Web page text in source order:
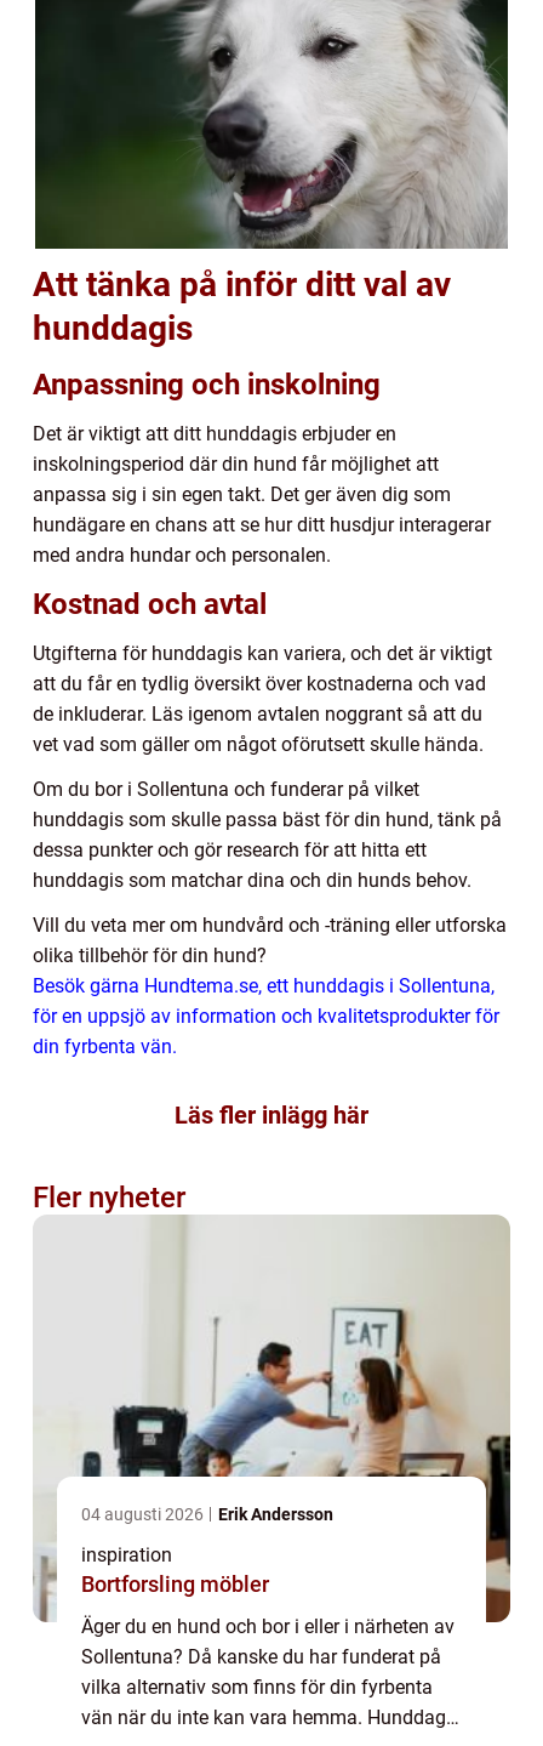
Att tänka på inför ditt val av
hunddagis
Anpassning och inskolning
Det är viktigt att ditt hunddagis erbjuder en
inskolningsperiod där din hund får möjlighet att
anpassa sig i sin egen takt. Det ger även dig som
hundägare en chans att se hur ditt husdjur interagerar
med andra hundar och personalen.
Kostnad och avtal
Utgifterna för hunddagis kan variera, och det är viktigt
att du får en tydlig översikt över kostnaderna och vad
de inkluderar. Läs igenom avtalen noggrant så att du
vet vad som gäller om något oförutsett skulle hända.
Om du bor i Sollentuna och funderar på vilket
hunddagis som skulle passa bäst för din hund, tänk på
dessa punkter och gör research för att hitta ett
hunddagis som matchar dina och din hunds behov.
Vill du veta mer om hundvård och -träning eller utforska
olika tillbehör för din hund?
Besök gärna Hundtema.se, ett hunddagis i Sollentuna,
för en uppsjö av information och kvalitetsprodukter för
din fyrbenta vän.
Läs fler inlägg här
Fler nyheter
04 augusti 2026 Erik Andersson
inspiration
Bortforsling möbler
Äger du en hund och bor i eller i närheten av
Sollentuna? Då kanske du har funderat på
vilka alternativ som finns för din fyrbenta
vän när du inte kan vara hemma. Hunddagis